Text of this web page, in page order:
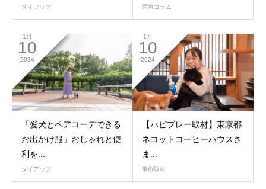
タイアップ 医療コラム
1月
10
2024
「愛犬とペアコーデできる
お出かけ服」おしゃれと便
利を...
タイアップ
1月
10
2024
【ハピプレー取材】東京都
ネコットコーヒーハウスさ
ま...
事例取材